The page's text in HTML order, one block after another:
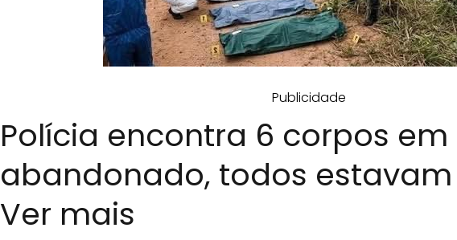
Publicidade
Polícia encontra 6 corpos
abandonado, todos estavam
Ver mais